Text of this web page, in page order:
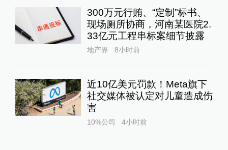
300万元行贿、“定制”标书、
现场厕所协商，河南某医院2.
33亿元工程串标案细节披露
地产界 8小时前
近10亿美元罚款！Meta旗下
社交媒体被认定对儿童造成伤
害
10%公司 4小时前